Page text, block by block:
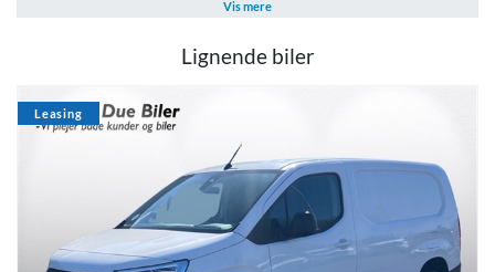
4
Vis mere
Lignende biler
Leasing